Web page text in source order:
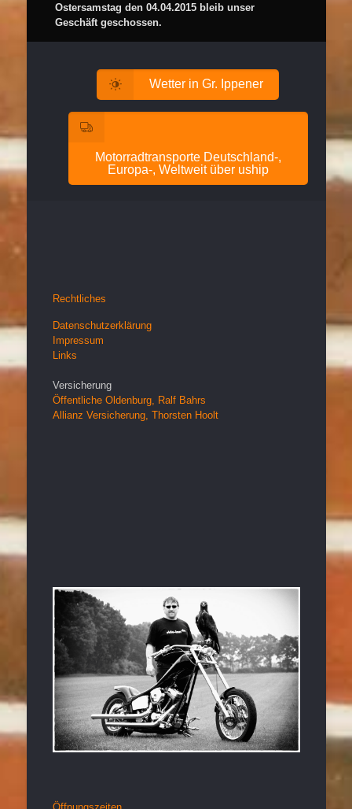
Ostersamstag den 04.04.2015 bleib unser
Geschäft geschossen.
Wetter in Gr. Ippener
Motorradtransporte Deutschland-,
Europa-, Weltweit über uship
Rechtliches
Datenschutzerklärung
Impressum
Links
Versicherung
Öffentliche Oldenburg, Ralf Bahrs
Allianz Versicherung, Thorsten Hoolt